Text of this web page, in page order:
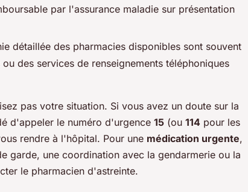
par l'assurance maladie sur présentation
détaillée des pharmacies disponibles sont souvent
des services de renseignements téléphoniques
pas votre situation. Si vous avez un doute sur la
d'appeler le numéro d'urgence 15 (ou 114 pour les
rendre à l'hôpital. Pour une médication urgente,
garde, une coordination avec la gendarmerie ou la
le pharmacien d'astreinte.